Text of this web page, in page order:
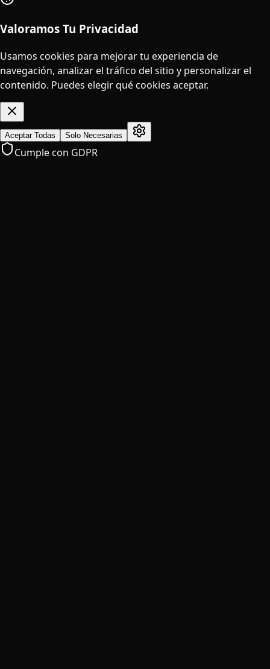
Valoramos Tu Privacidad
Usamos cookies para mejorar tu experiencia de
navegación, analizar el tráfico del sitio y personalizar el
contenido. Puedes elegir qué cookies aceptar.
Aceptar Todas Solo Necesarias
Cumple con GDPR